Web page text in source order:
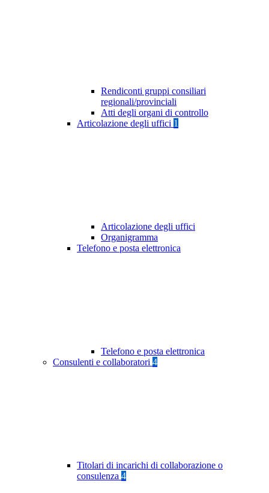
Rendiconti gruppi consiliari
regionali/provinciali
Atti degli organi di controllo
Articolazione degli uffici 1
Articolazione degli uffici
Organigramma
Telefono e posta elettronica
Telefono e posta elettronica
Consulenti e collaboratori 4
Titolari di incarichi di collaborazione o
consulenza 4